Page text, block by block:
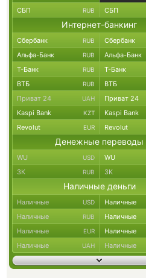
СБП RUB СБП
Интернет-банкинг
Сбербанк RUB Сбербанк
Альфа-Банк RUB Альфа-Банк
Т-Банк RUB Т-Банк
ВТБ RUB ВТБ
Приват 24 UAH Приват 24
Kaspi Bank KZT Kaspi Bank
Revolut EUR Revolut
Денежные переводы
WU USD WU
ЗК RUB ЗК
Наличные деньги
Наличные USD Наличные
Наличные RUB Наличные
Наличные EUR Наличные
Наличные UAH Наличные